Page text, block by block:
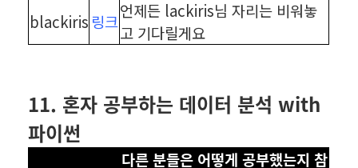
blackiris 링크
언제든 lackiris님 자리는 비워놓
고 기다릴게요
11. 혼자 공부하는 데이터 분석 with
파이썬
다른 분들은 어떻게 공부했는지 참